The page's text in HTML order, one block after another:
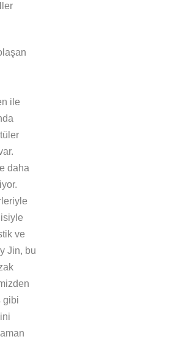
ile
daha
ve
Jin, bu
gibi